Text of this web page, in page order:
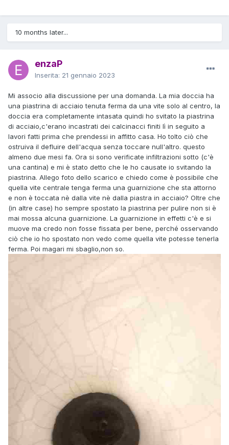
10 months later...
enzaP
Inserita: 21 gennaio 2023
Mi associo alla discussione per una domanda. La mia doccia ha
una piastrina di acciaio tenuta ferma da una vite solo al centro, la
doccia era completamente intasata quindi ho svitato la piastrina
di acciaio,c'erano incastrati dei calcinacci finiti lì in seguito a
lavori fatti prima che prendessi in affitto casa. Ho tolto ciò che
ostruiva il defluire dell'acqua senza toccare null'altro. questo
almeno due mesi fa. Ora si sono verificate infiltrazioni sotto (c'è
una cantina) e mi è stato detto che le ho causate io svitando la
piastrina. Allego foto dello scarico e chiedo come è possibile che
quella vite centrale tenga ferma una guarnizione che sta attorno
e non è toccata nè dalla vite nè dalla piastra in acciaio? Oltre che
(in altre case) ho sempre spostato la piastrina per pulire non si è
mai mossa alcuna guarnizione. La guarnizione in effetti c'è e si
muove ma credo non fosse fissata per bene, perché osservando
ciò che io ho spostato non vedo come quella vite potesse tenerla
ferma. Poi magari mi sbaglio,non so.